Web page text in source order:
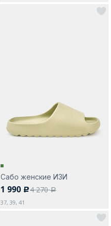
Сабо женские ИЗИ
1 990 c4 270a
37, 39, 41